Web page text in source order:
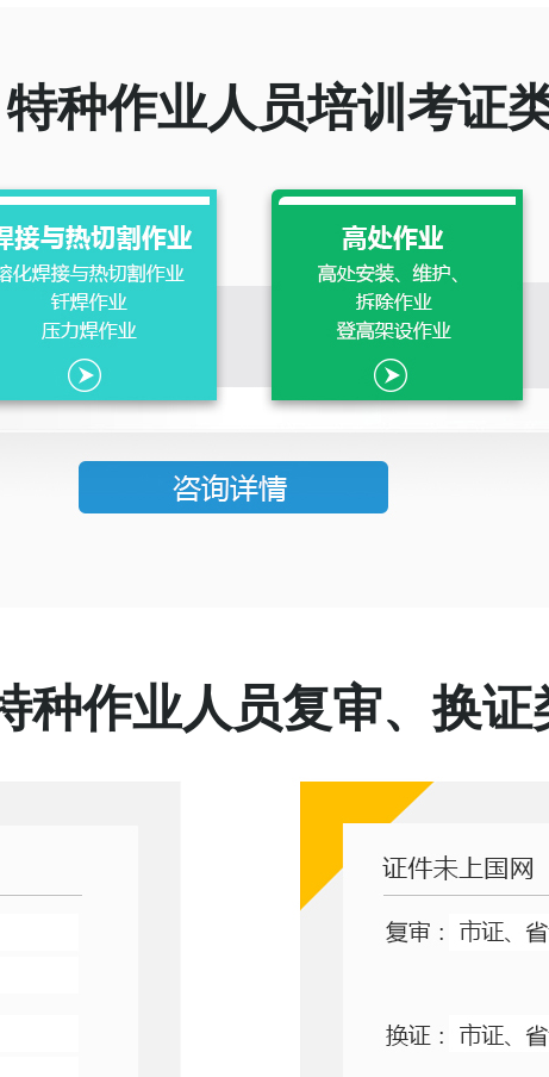
特种作业人员培训考证
种作业人员复审、换证